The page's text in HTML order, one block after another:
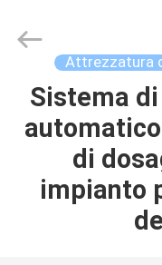
CASA
PRODOTTI
CIRCA
Fenigal
Science
Reserved.
Attrezzatura
Sistema
di
impianto